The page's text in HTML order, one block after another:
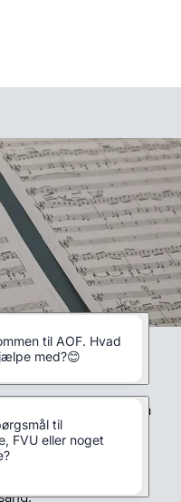
de bedste sange på
musikalske evner
Der er kurser for
Her finder du